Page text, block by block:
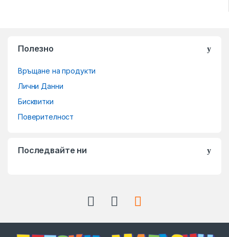
Полезно
Връщане на продукти
Лични Данни
Бисквитки
Поверителност
Последвайте ни